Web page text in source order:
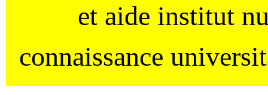
et aide institut
connaissance